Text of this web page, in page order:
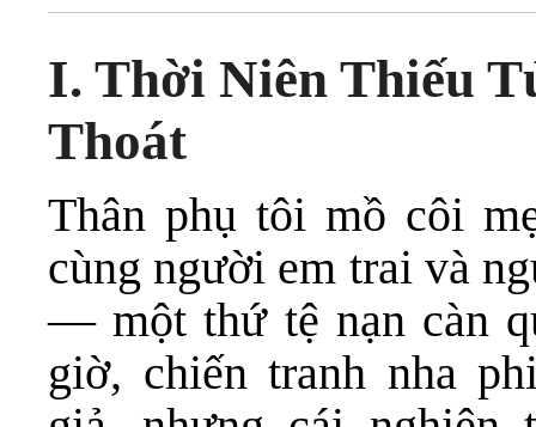
I. Thời Niên Thiếu
Thoát
Thân phụ tôi mồ côi
cùng người em trai và
— một thứ tệ nạn càn
giờ, chiến tranh nha